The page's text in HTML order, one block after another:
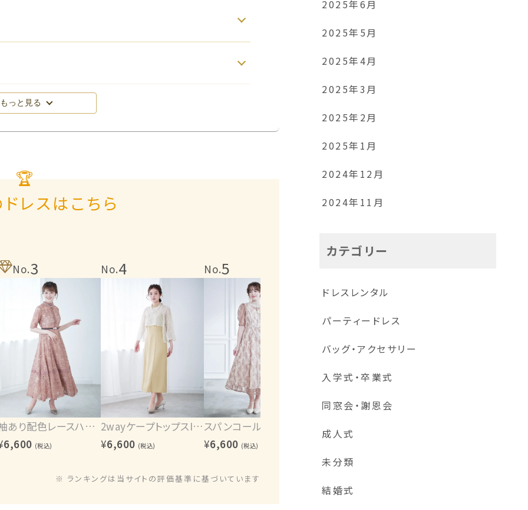
もっと見る
🏆
レスはこちら
No.3
袖あり配色レースハシゴ切り替えワンピース
6,600 (税込)
No.4
2wayケープトップスIラインワンピース
¥6,600 (税込)
No.5
¥6,600 (税込)
※ ランキングは当サイトの評価基準に基づいています
2025年6月
2025年5月
2025年4月
2025年3月
2025年2月
2025年1月
2024年12月
2024年11月
カテゴリー
ドレスレンタル
パーティードレス
バッグ・アクセサリー
入学式・卒業式
同窓会・謝恩会
成人式
未分類
結婚式